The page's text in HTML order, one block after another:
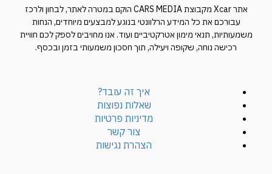
אתר Xcar מקבוצת CARS MEDIA הוקם במטרה לאתר, לבחון ולרכז
עבורכם את כל המידע הרלוונטי בנוגע למבצעים מיוחדים, הנחות
משמעותיות, תנאי מימון אטרקטיביים ועוד. אנו מחויבים לספק לכם חוויית
רכישה נוחה, שקופה ויעילה, תוך חסכון משמעותי בזמן ובכסף.
איך זה עובד?
שאלות נפוצות
מדיניות פרטיות
צור קשר
הצהרת נגישות